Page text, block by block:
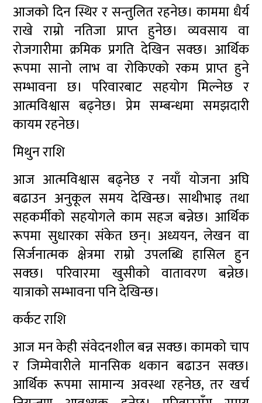
आजको दिन स्थिर र सन्तुलित रहनेछ। काममा धैर्य
राखे राम्रो नतिजा प्राप्त हुनेछ। व्यवसाय वा
रोजगारीमा क्रमिक प्रगति देखिन सक्छ। आर्थिक
रूपमा सानो लाभ वा रोकिएको रकम प्राप्त हुने
सम्भावना छ। परिवारबाट सहयोग मिल्नेछ र
आत्मविश्वास बढ्नेछ। प्रेम सम्बन्धमा समझदारी
कायम रहनेछ।
मिथुन राशि
आज आत्मविश्वास बढ्नेछ र नयाँ योजना अघि
बढाउन अनुकूल समय देखिन्छ। साथीभाइ तथा
सहकर्मीको सहयोगले काम सहज बन्नेछ। आर्थिक
रूपमा सुधारका संकेत छन्। अध्ययन, लेखन वा
सिर्जनात्मक क्षेत्रमा राम्रो उपलब्धि हासिल हुन
सक्छ। परिवारमा खुसीको वातावरण बन्नेछ।
यात्राको सम्भावना पनि देखिन्छ।
कर्कट राशि
आज मन केही संवेदनशील बन्न सक्छ। कामको चाप
र जिम्मेवारीले मानसिक थकान बढाउन सक्छ।
आर्थिक रूपमा सामान्य अवस्था रहनेछ, तर खर्च